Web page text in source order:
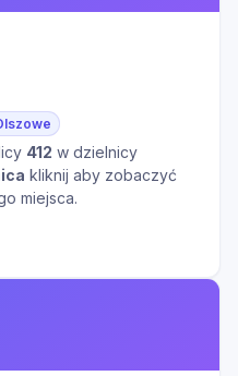
412 w dzielnicy
kliknij aby zobaczyć
miejsca.